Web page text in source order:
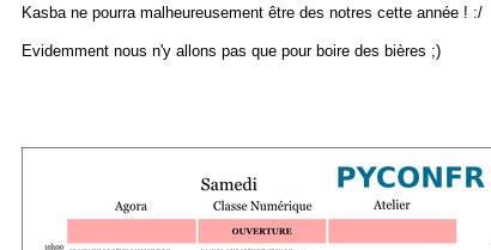
Kasba ne pourra malheureusement être des notres cette année ! :/
Evidemment nous n'y allons pas que pour boire des bières ;)